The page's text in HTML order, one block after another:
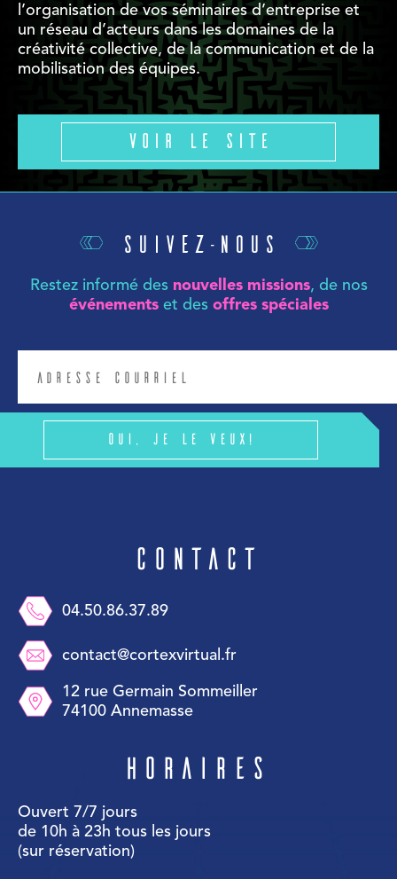
l’organisation de vos séminaires d’entreprise et
un réseau d’acteurs dans les domaines de la
créativité collective, de la communication et de la
mobilisation des équipes.
Voir le site
Suivez-nous
Restez informé des nouvelles missions, de nos
événementset des offres spéciales
Oui, je le veux!
Contact
04.50.86.37.89
contact@cortexvirtual.fr
12 rue Germain Sommeiller
74100 Annemasse
Horaires
Ouvert 7/7 jours
de 10h à 23h tous les jours
(sur réservation)